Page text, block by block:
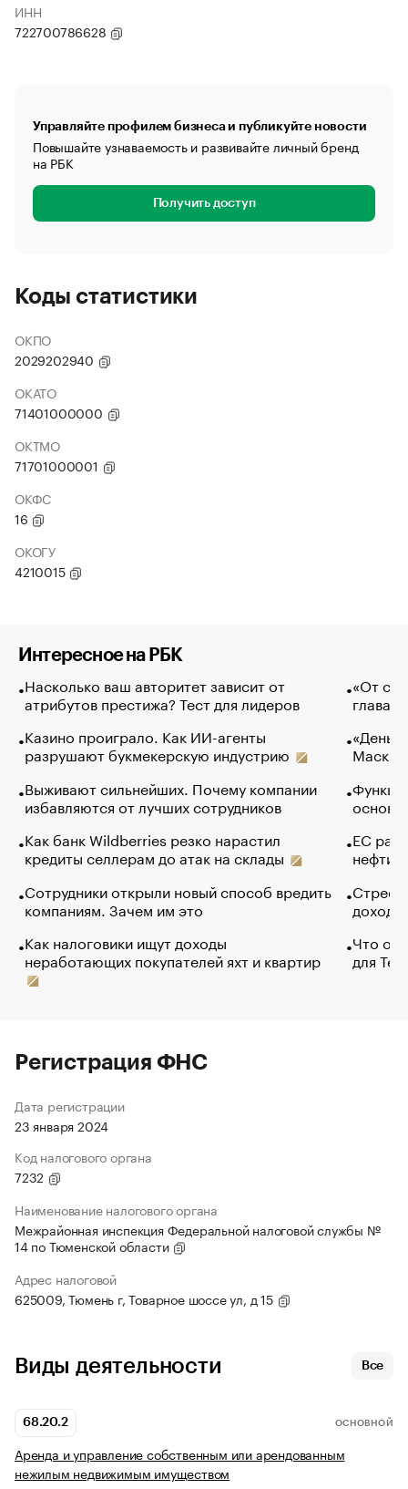
ИНН
722700786628
Управляйте профилем бизнеса и публикуйте новости
Повышайте узнаваемость и развивайте личный бренд
на РБК
Получить доступ
Коды статистики
ОКПО
2029202940
ОКАТО
71401000000
ОКТМО
71701000001
ОКФС
16
ОКОГУ
4210015
Интересное на РБК
Насколько ваш авторитет зависит от
атрибутов престижа? Тест для лидеров
Казино проиграло. Как ИИ-агенты
разрушают букмекерскую индустрию
Выживают сильнейших. Почему компании
избавляются от лучших сотрудников
Как банк Wildberries резко нарастил
кредиты селлерам до атак на склады
Сотрудники открыли новый способ вредить
компаниям. Зачем им это
Как налоговики ищут доходы
неработающих покупателей яхт и квартир
«От
глава
Маск в
основ
ЕС
нефти
Что
для
Регистрация ФНС
Дата регистрации
23 января 2024
Код налогового органа
7232
Наименование налогового органа
Межрайонная инспекция Федеральной налоговой службы №
14 по Тюменской области
Адрес налоговой
625009, Тюмень г, Товарное шоссе ул, д 15
Виды деятельности Все
68.20.2 ОСНОВНОЙ
Аренда и управление собственным или арендованным
нежилым недвижимым имуществом